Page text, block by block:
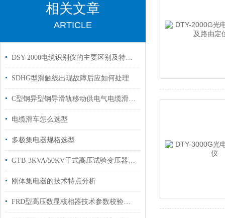
相关文章
ARTICLE
DSY-2000电缆识别仪的主要区别及特点如下
SDHG型滑触线出现故障后应如何处理
C型钢异型钢导滑轨移动供电气电缆滑轮滑轮
电缆滑车怎么选型
多极集电器规格选型
GTB-3KVA/50KV干式高压试验变压器主要性能技术参数
刚体集电器的技术特点分析
FRD型高压数显核相器技术参数校验方法